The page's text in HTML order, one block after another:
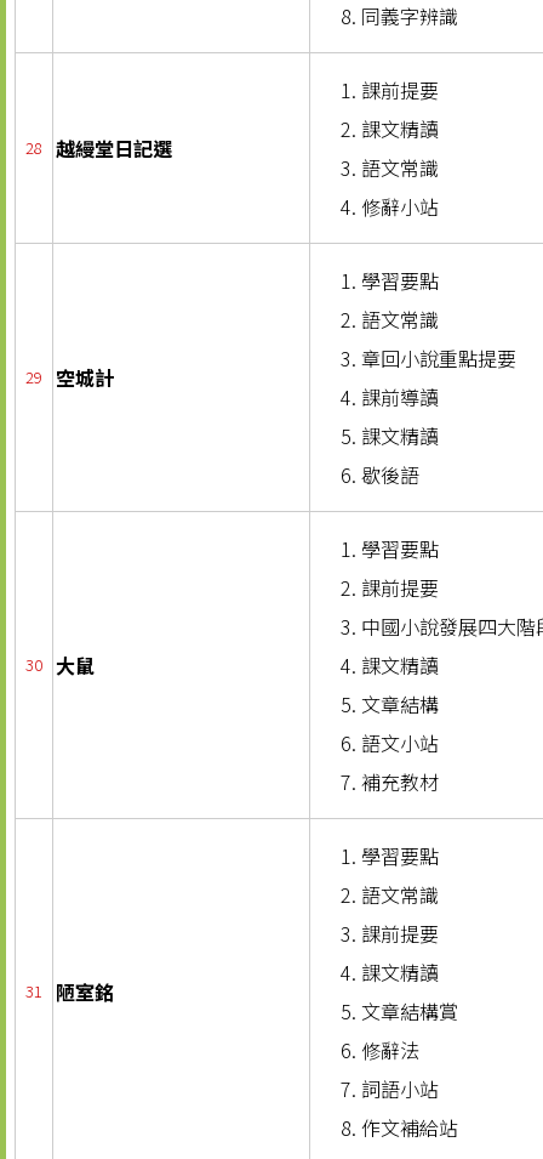
同義字辨識
28 越縵堂日記選
課前提要
課文精讀
語文常識
修辭小站
29 空城計
學習要點
語文常識
章回小說重點提要
課前導讀
課文精讀
歇後語
30 大鼠
學習要點
課前提要
中國小說發展四大階
課文精讀
文章結構
語文小站
補充教材
31 陋室銘
學習要點
語文常識
課前提要
課文精讀
文章結構賞
修辭法
詞語小站
作文補給站